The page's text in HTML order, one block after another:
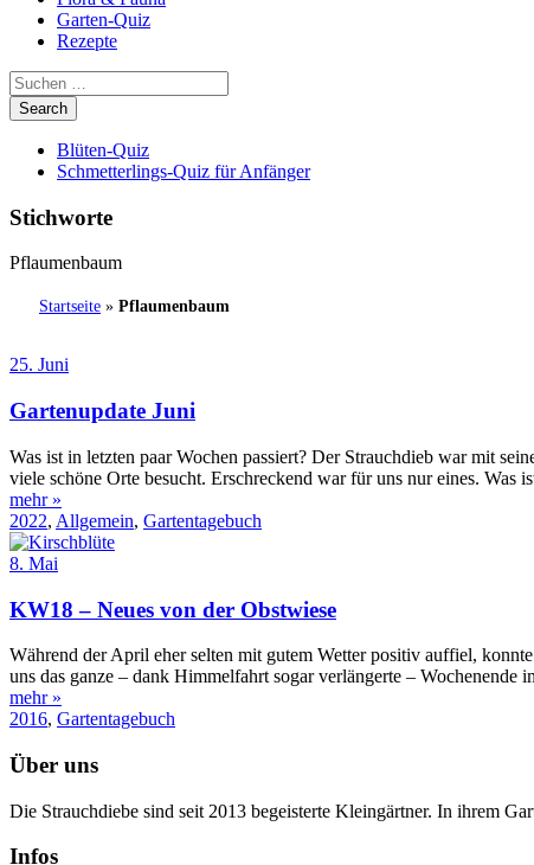
Garten-Quiz
Rezepte
Blüten-Quiz
Schmetterlings-Quiz für Anfänger
Stichworte
Pflaumenbaum
Startseite » Pflaumenbaum
25. Juni
Gartenupdate Juni
Was ist in letzten paar Wochen passiert? Der Strauchdieb war mit
viele schöne Orte besucht. Erschreckend war für uns nur eines. Was
mehr »
2022, Allgemein, Gartentagebuch
8. Mai
KW18 – Neues von der Obstwiese
Während der April eher selten mit gutem Wetter positiv auffiel,
uns das ganze – dank Himmelfahrt sogar verlängerte – Wochenende
mehr »
2016, Gartentagebuch
Über uns
Die Strauchdiebe sind seit 2013 begeisterte Kleingärtner. In ihrem
Infos